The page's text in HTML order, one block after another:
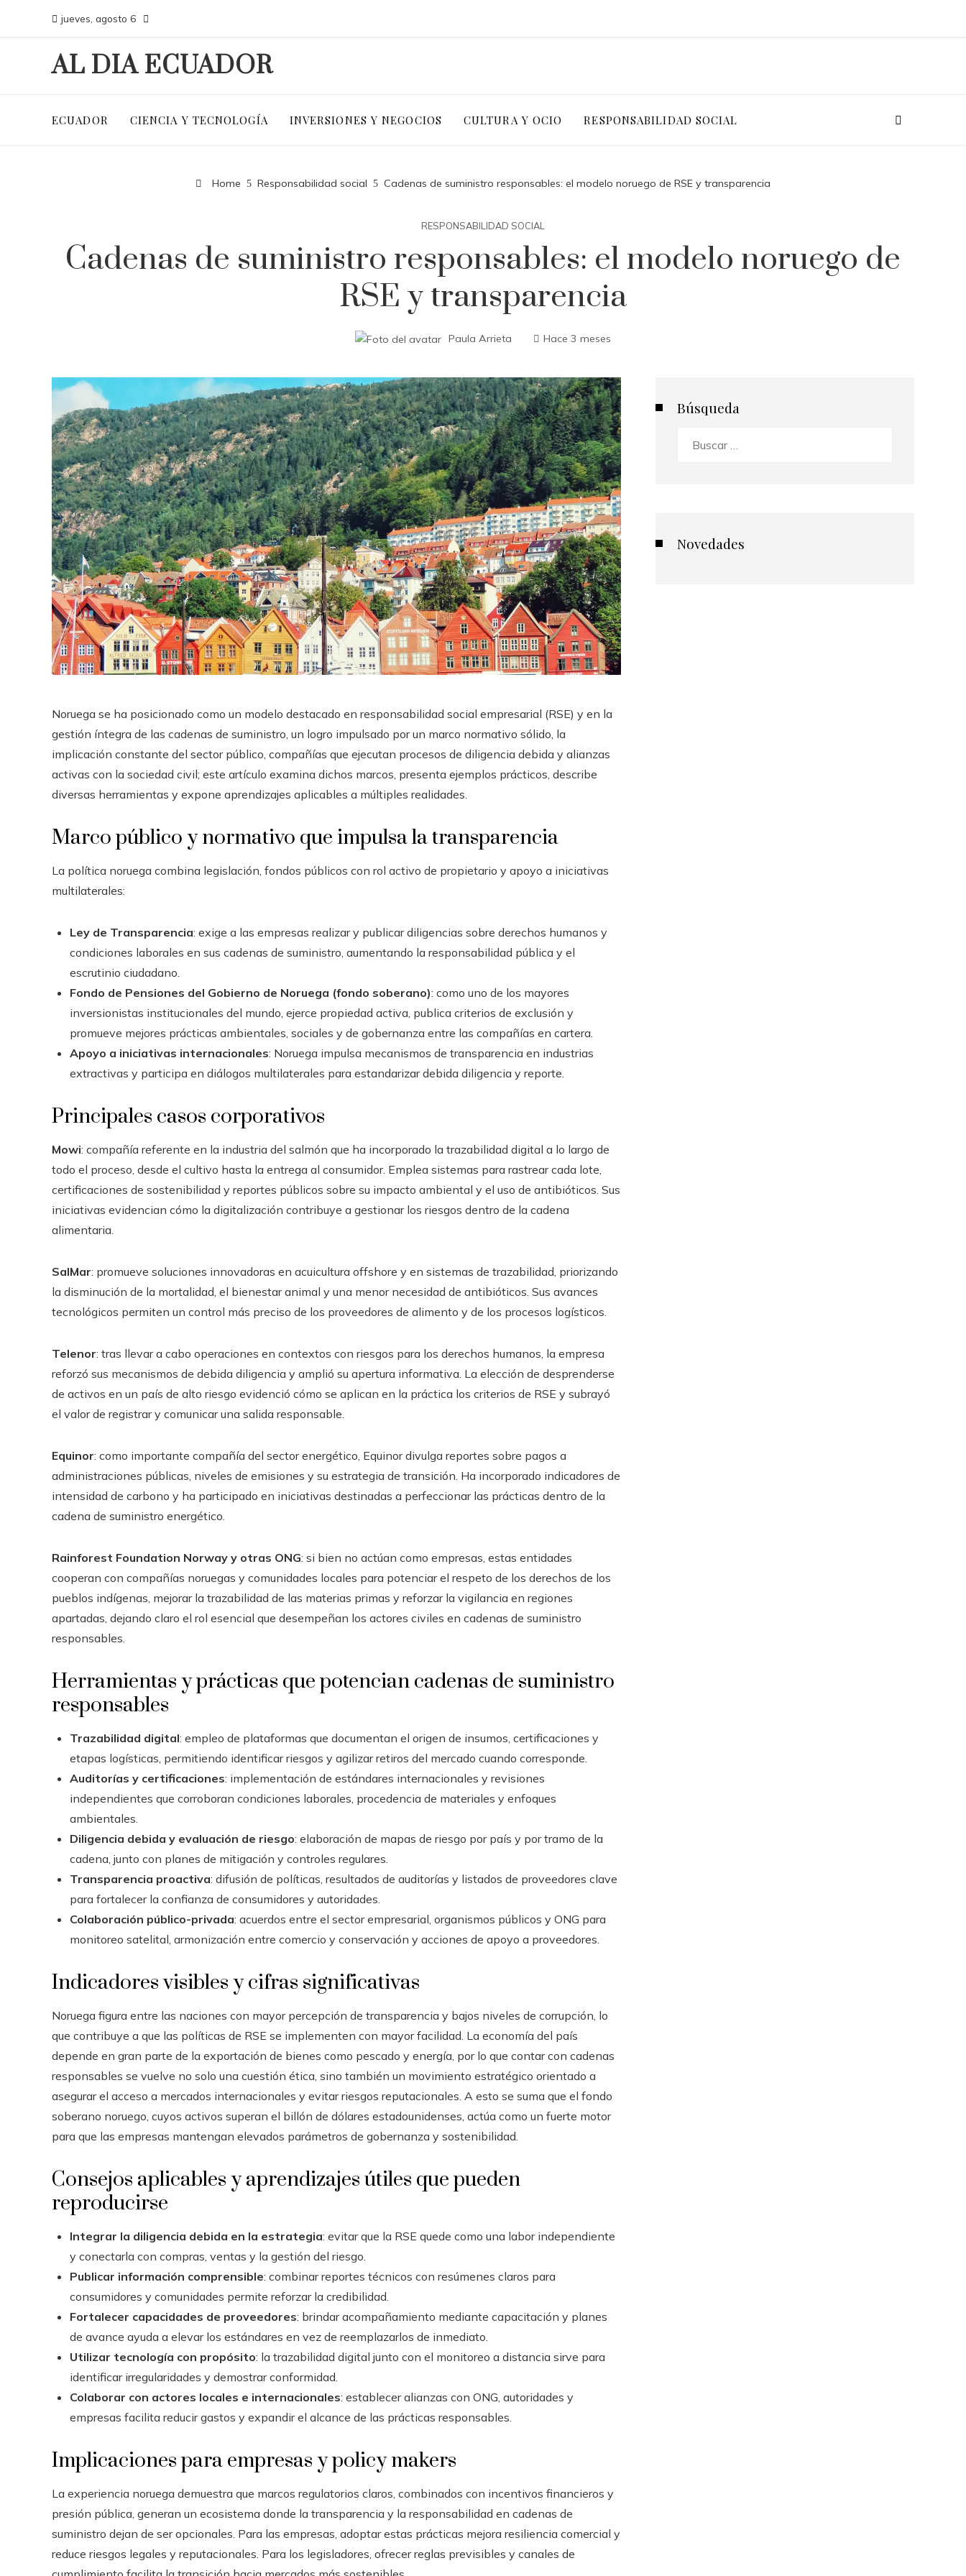
jueves, agosto 6
AL DIA ECUADOR
ECUADOR CIENCIA Y TECNOLOGÍA INVERSIONES Y NEGOCIOS CULTURA Y OCIO RESPONSABILIDAD SOCIAL
Home Responsabilidad social Cadenas de suministro responsables: el modelo noruego de RSE y transparencia
RESPONSABILIDAD SOCIAL
Cadenas de suministro responsables: el modelo noruego de
RSE y transparencia
Paula Arrieta Hace 3 meses
Noruega se ha posicionado como un modelo destacado en responsabilidad social empresarial (RSE) y en la
gestión íntegra de las cadenas de suministro, un logro impulsado por un marco normativo sólido, la
implicación constante del sector público, compañías que ejecutan procesos de diligencia debida y alianzas
activas con la sociedad civil; este artículo examina dichos marcos, presenta ejemplos prácticos, describe
diversas herramientas y expone aprendizajes aplicables a múltiples realidades.
Marco público y normativo que impulsa la transparencia
La política noruega combina legislación, fondos públicos con rol activo de propietario y apoyo a iniciativas
multilaterales:
Ley de Transparencia: exige a las empresas realizar y publicar diligencias sobre derechos humanos y
condiciones laborales en sus cadenas de suministro, aumentando la responsabilidad pública y el
escrutinio ciudadano.
Fondo de Pensiones del Gobierno de Noruega (fondo soberano): como uno de los mayores
inversionistas institucionales del mundo, ejerce propiedad activa, publica criterios de exclusión y
promueve mejores prácticas ambientales, sociales y de gobernanza entre las compañías en cartera.
Apoyo a iniciativas internacionales: Noruega impulsa mecanismos de transparencia en industrias
extractivas y participa en diálogos multilaterales para estandarizar debida diligencia y reporte.
Principales casos corporativos
Mowi: compañía referente en la industria del salmón que ha incorporado la trazabilidad digital a lo largo de
todo el proceso, desde el cultivo hasta la entrega al consumidor. Emplea sistemas para rastrear cada lote,
certificaciones de sostenibilidad y reportes públicos sobre su impacto ambiental y el uso de antibióticos. Sus
iniciativas evidencian cómo la digitalización contribuye a gestionar los riesgos dentro de la cadena
alimentaria.
SalMar: promueve soluciones innovadoras en acuicultura offshore y en sistemas de trazabilidad, priorizando
la disminución de la mortalidad, el bienestar animal y una menor necesidad de antibióticos. Sus avances
tecnológicos permiten un control más preciso de los proveedores de alimento y de los procesos logísticos.
Telenor: tras llevar a cabo operaciones en contextos con riesgos para los derechos humanos, la empresa
reforzó sus mecanismos de debida diligencia y amplió su apertura informativa. La elección de desprenderse
de activos en un país de alto riesgo evidenció cómo se aplican en la práctica los criterios de RSE y subrayó
el valor de registrar y comunicar una salida responsable.
Equinor: como importante compañía del sector energético, Equinor divulga reportes sobre pagos a
administraciones públicas, niveles de emisiones y su estrategia de transición. Ha incorporado indicadores de
intensidad de carbono y ha participado en iniciativas destinadas a perfeccionar las prácticas dentro de la
cadena de suministro energético.
Rainforest Foundation Norway y otras ONG: si bien no actúan como empresas, estas entidades
cooperan con compañías noruegas y comunidades locales para potenciar el respeto de los derechos de los
pueblos indígenas, mejorar la trazabilidad de las materias primas y reforzar la vigilancia en regiones
apartadas, dejando claro el rol esencial que desempeñan los actores civiles en cadenas de suministro
responsables.
Herramientas y prácticas que potencian cadenas de suministro
responsables
Trazabilidad digital: empleo de plataformas que documentan el origen de insumos, certificaciones y
etapas logísticas, permitiendo identificar riesgos y agilizar retiros del mercado cuando corresponde.
Auditorías y certificaciones: implementación de estándares internacionales y revisiones
independientes que corroboran condiciones laborales, procedencia de materiales y enfoques
ambientales.
Diligencia debida y evaluación de riesgo: elaboración de mapas de riesgo por país y por tramo de la
cadena, junto con planes de mitigación y controles regulares.
Transparencia proactiva: difusión de políticas, resultados de auditorías y listados de proveedores clave
para fortalecer la confianza de consumidores y autoridades.
Colaboración público-privada: acuerdos entre el sector empresarial, organismos públicos y ONG para
monitoreo satelital, armonización entre comercio y conservación y acciones de apoyo a proveedores.
Indicadores visibles y cifras significativas
Noruega figura entre las naciones con mayor percepción de transparencia y bajos niveles de corrupción, lo
que contribuye a que las políticas de RSE se implementen con mayor facilidad. La economía del país
depende en gran parte de la exportación de bienes como pescado y energía, por lo que contar con cadenas
responsables se vuelve no solo una cuestión ética, sino también un movimiento estratégico orientado a
asegurar el acceso a mercados internacionales y evitar riesgos reputacionales. A esto se suma que el fondo
soberano noruego, cuyos activos superan el billón de dólares estadounidenses, actúa como un fuerte motor
para que las empresas mantengan elevados parámetros de gobernanza y sostenibilidad.
Consejos aplicables y aprendizajes útiles que pueden
reproducirse
Integrar la diligencia debida en la estrategia: evitar que la RSE quede como una labor independiente
y conectarla con compras, ventas y la gestión del riesgo.
Publicar información comprensible: combinar reportes técnicos con resúmenes claros para
consumidores y comunidades permite reforzar la credibilidad.
Fortalecer capacidades de proveedores: brindar acompañamiento mediante capacitación y planes
de avance ayuda a elevar los estándares en vez de reemplazarlos de inmediato.
Utilizar tecnología con propósito: la trazabilidad digital junto con el monitoreo a distancia sirve para
identificar irregularidades y demostrar conformidad.
Colaborar con actores locales e internacionales: establecer alianzas con ONG, autoridades y
empresas facilita reducir gastos y expandir el alcance de las prácticas responsables.
Implicaciones para empresas y policy makers
La experiencia noruega demuestra que marcos regulatorios claros, combinados con incentivos financieros y
presión pública, generan un ecosistema donde la transparencia y la responsabilidad en cadenas de
suministro dejan de ser opcionales. Para las empresas, adoptar estas prácticas mejora resiliencia comercial y
reduce riesgos legales y reputacionales. Para los legisladores, ofrecer reglas previsibles y canales de
Búsqueda
Novedades